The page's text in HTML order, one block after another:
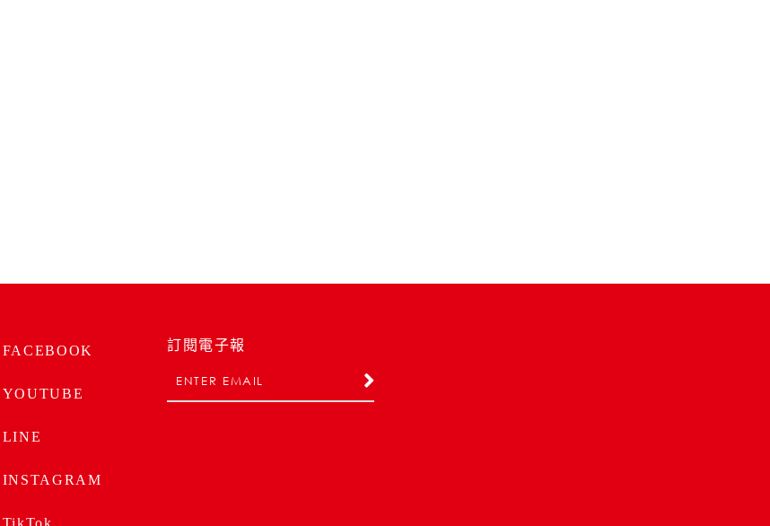
FACEBOOK
YOUTUBE
LINE
INSTAGRAM
TikTok
訂閱電子報